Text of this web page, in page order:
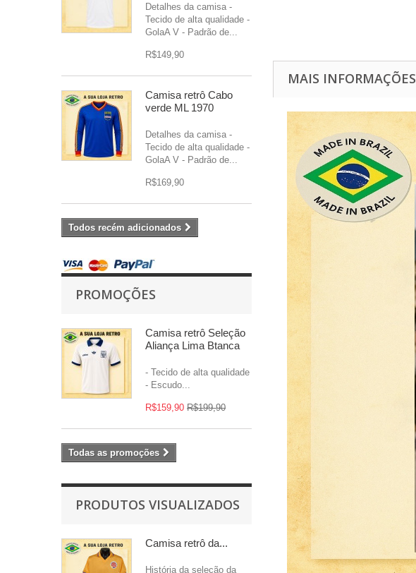
Detalhes da camisa -
Tecido de alta qualidade -
GolaA V - Padrão de...
R$149,90
Camisa retrô Cabo
verde ML 1970
Detalhes da camisa -
Tecido de alta qualidade -
GolaA V - Padrão de...
R$169,90
Todos recém adicionados
PROMOÇÕES
Camisa retrô Seleção
Aliança Lima Btanca
- Tecido de alta qualidade
- Escudo...
R$159,90 R$199,90
Todas as promoções
PRODUTOS VISUALIZADOS
Camisa retrô da...
História da seleção da
MAIS INFORMAÇÕES